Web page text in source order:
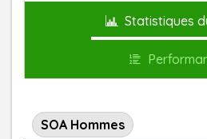
Statistiques
SOA Hommes